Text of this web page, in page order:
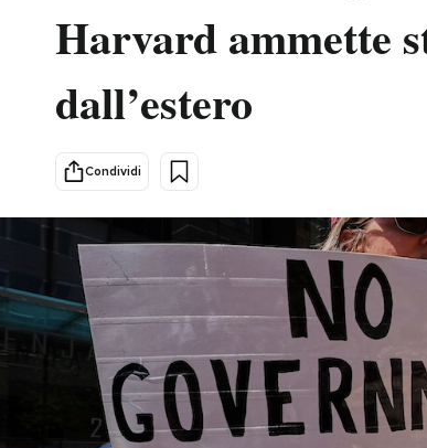
Storie/Idee
Altrecose
Mondiali calcio 2026
Harvard ammette
dall’estero
Condividi